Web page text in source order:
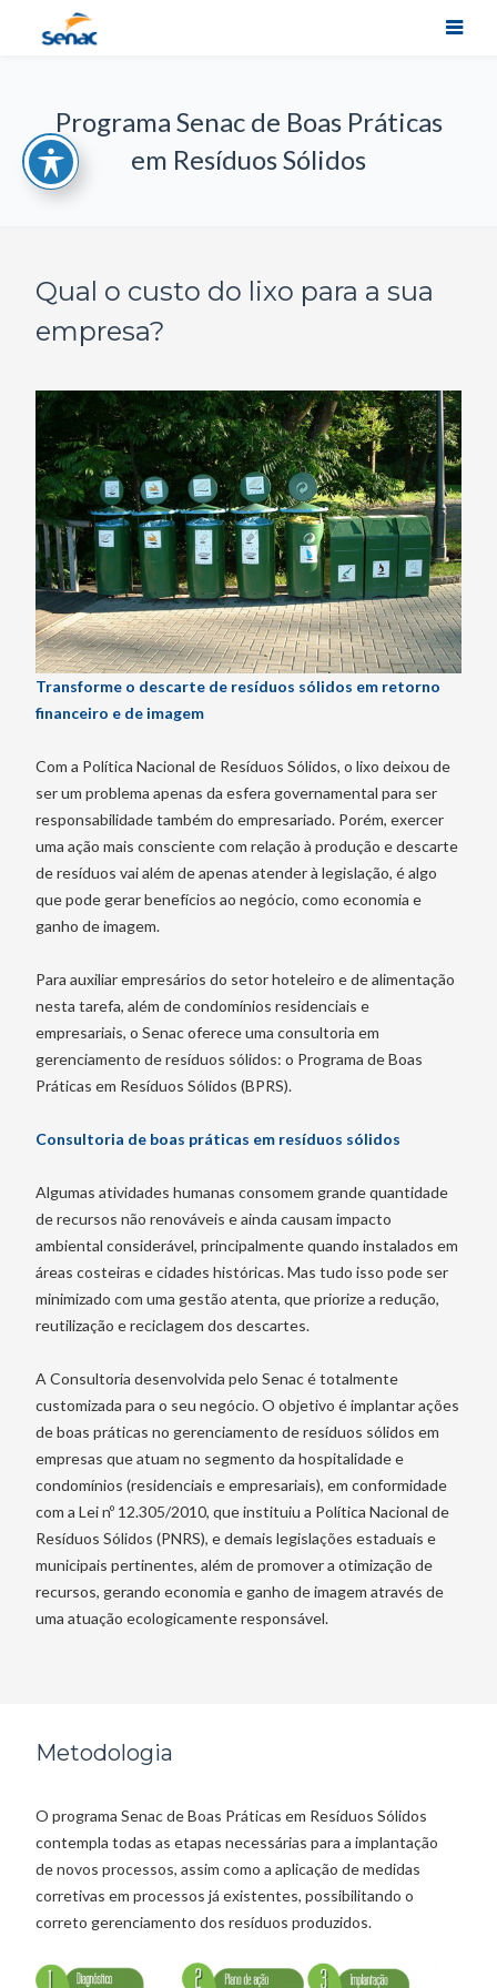
Programa Senac de Boas Práticas
em Resíduos Sólidos
Qual o custo do lixo para a sua
empresa?
Transforme o descarte de resíduos sólidos em retorno
financeiro e de imagem
Com a Política Nacional de Resíduos Sólidos, o lixo deixou de
ser um problema apenas da esfera governamental para ser
responsabilidade também do empresariado. Porém, exercer
uma ação mais consciente com relação à produção e descarte
de resíduos vai além de apenas atender à legislação, é algo
que pode gerar benefícios ao negócio, como economia e
ganho de imagem.
Para auxiliar empresários do setor hoteleiro e de alimentação
nesta tarefa, além de condomínios residenciais e
empresariais, o Senac oferece uma consultoria em
gerenciamento de resíduos sólidos: o Programa de Boas
Práticas em Resíduos Sólidos (BPRS).
Consultoria de boas práticas em resíduos sólidos
Algumas atividades humanas consomem grande quantidade
de recursos não renováveis e ainda causam impacto
ambiental considerável, principalmente quando instalados em
áreas costeiras e cidades históricas. Mas tudo isso pode ser
minimizado com uma gestão atenta, que priorize a redução,
reutilização e reciclagem dos descartes.
A Consultoria desenvolvida pelo Senac é totalmente
customizada para o seu negócio. O objetivo é implantar ações
de boas práticas no gerenciamento de resíduos sólidos em
empresas que atuam no segmento da hospitalidade e
condomínios (residenciais e empresariais), em conformidade
com a Lei nº 12.305/2010, que instituiu a Política Nacional de
Resíduos Sólidos (PNRS), e demais legislações estaduais e
municipais pertinentes, além de promover a otimização de
recursos, gerando economia e ganho de imagem através de
uma atuação ecologicamente responsável.
Metodologia
O programa Senac de Boas Práticas em Resíduos Sólidos
contempla todas as etapas necessárias para a implantação
de novos processos, assim como a aplicação de medidas
corretivas em processos já existentes, possibilitando o
correto gerenciamento dos resíduos produzidos.